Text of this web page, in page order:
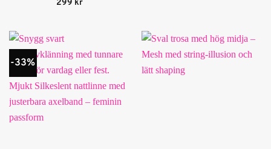
299 kr
-33%